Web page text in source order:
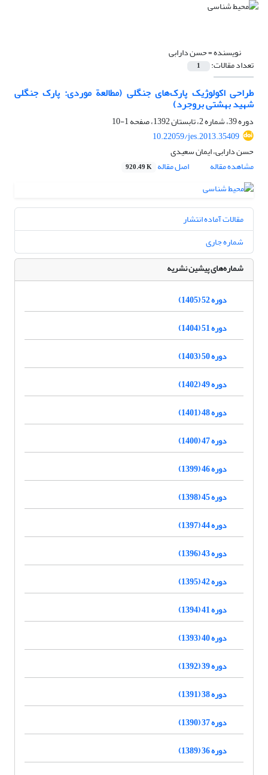
نویسنده =حسن دارابی
تعداد مقالات: 1
طراحی اکولوژیک پارک‌های جنگلی (مطالعة موردی: پارک جنگلی
شهید بهشتی بروجرد)
دوره 39، شماره 2، تابستان 1392، صفحه
1-10
10.22059/jes.2013.35409
حسن دارابی، ایمان سعیدی
مشاهده مقاله
اصل مقاله 920.49 K
مقالات آماده انتشار
شماره جاری
شماره‌های پیشین نشریه
دوره 52 (1405)
دوره 51 (1404)
دوره 50 (1403)
دوره 49 (1402)
دوره 48 (1401)
دوره 47 (1400)
دوره 46 (1399)
دوره 45 (1398)
دوره 44 (1397)
دوره 43 (1396)
دوره 42 (1395)
دوره 41 (1394)
دوره 40 (1393)
دوره 39 (1392)
دوره 38 (1391)
دوره 37 (1390)
دوره 36 (1389)